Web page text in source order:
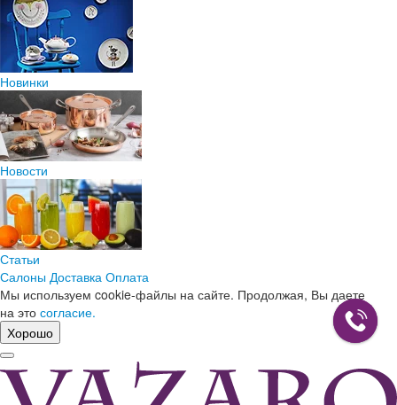
Новинки
Новости
Статьи
Салоны Доставка Оплата
Мы используем cookie-файлы на сайте. Продолжая, Вы даете
на это согласие.
Хорошо